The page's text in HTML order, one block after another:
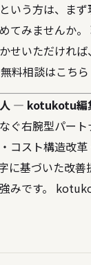
いう方は、ま
てみませんか
せいただけれ
無料相談はこちら
人 — kotukotu編
ぐ右腕型パー
コスト構造改
に基づいた改善
みです。